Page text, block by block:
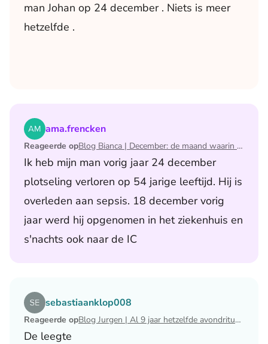
man Johan op 24 december . Niets is meer
hetzelfde .
ama.frencken
Reageerde op Blog Bianca | December: de maand waarin ik mijn man verloor
Ik heb mijn man vorig jaar 24 december
plotseling verloren op 54 jarige leeftijd. Hij is
overleden aan sepsis. 18 december vorig
jaar werd hij opgenomen in het ziekenhuis en
s'nachts ook naar de IC
Lees het artikel Blog Bianca | December: de maand
sebastiaanklop008
Reageerde op Blog Jurgen | Al 9 jaar hetzelfde avondritueel
De leegte
Lees het artikel Blog Jurgen | Al 9 jaar hetzelfde